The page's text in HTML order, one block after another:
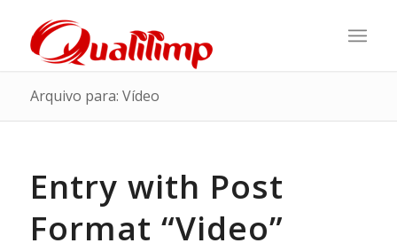
Arquivo para: Vídeo
Entry with Post
Format “Video”